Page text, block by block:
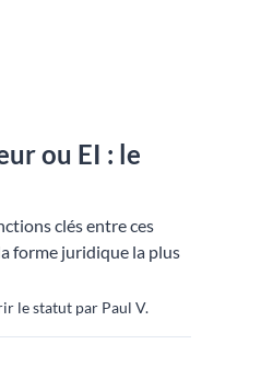
ou EI : le
clés entre ces
forme juridique la plus
le statut par Paul V.